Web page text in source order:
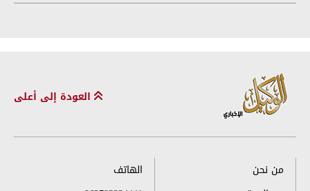
العودة إلى أعلى
من نحن
الهاتف